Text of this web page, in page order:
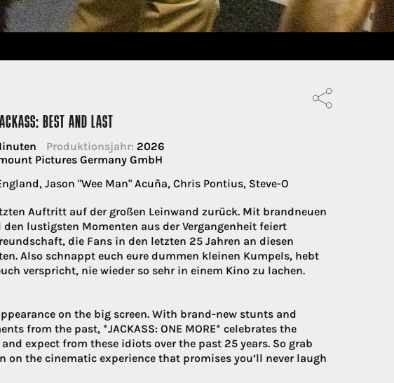
BEST AND LAST
Produktionsjahr: 2026
Pictures Germany GmbH
Jason "Wee Man" Acuña, Chris Pontius, Steve-O
Auftritt auf der großen Leinwand zurück. Mit brandneuen
lustigsten Momenten aus der Vergangenheit feiert
die Fans in den letzten 25 Jahren an diesen
Also schnappt euch eure dummen kleinen Kumpels, hebt
verspricht, nie wieder so sehr in einem Kino zu lachen.
on the big screen. With brand-new stunts and
from the past, *JACKASS: ONE MORE* celebrates the
expect from these idiots over the past 25 years. So grab
the cinematic experience that promises you’ll never laugh